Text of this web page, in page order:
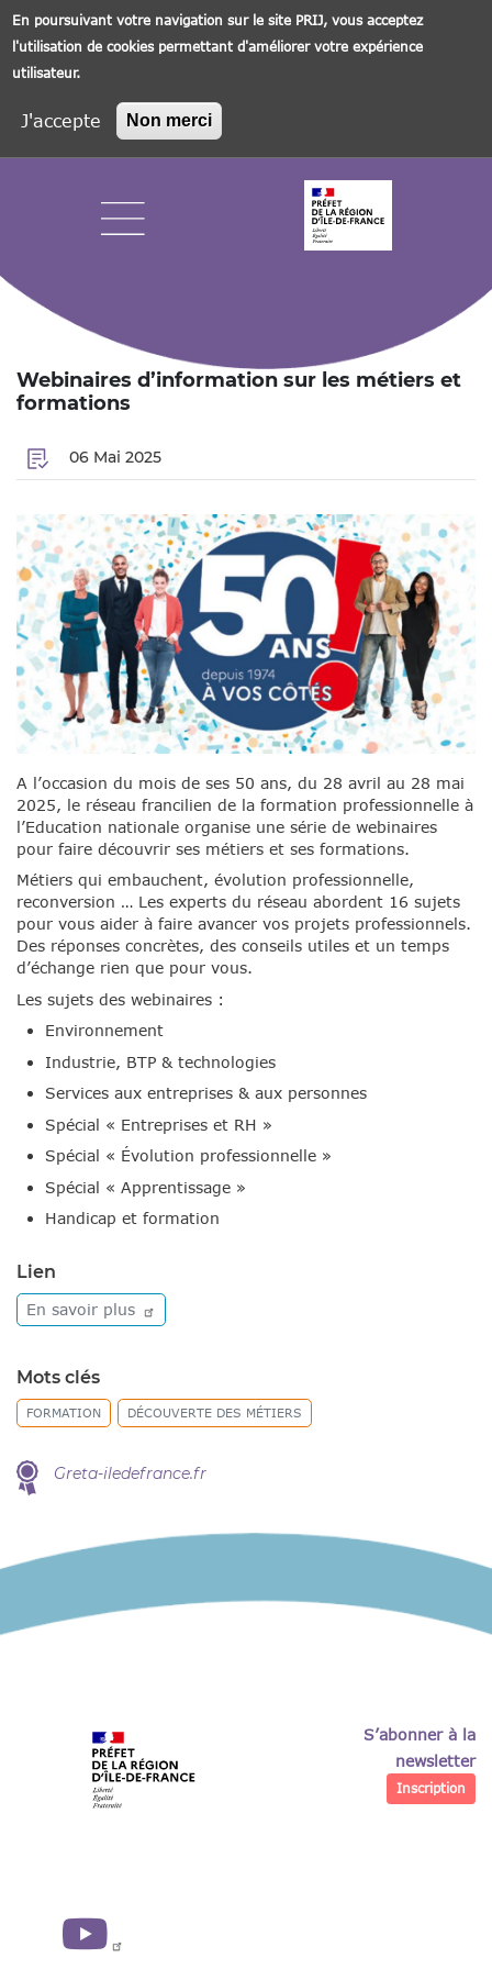
En poursuivant votre navigation sur le site PRIJ, vous acceptez
l'utilisation de cookies permettant d'améliorer votre expérience
utilisateur.
J'accepte Non merci
Webinaires d’information sur les métiers et
formations
06 Mai 2025
A l’occasion du mois de ses 50 ans, du 28 avril au 28 mai
2025, le réseau francilien de la formation professionnelle à
l’Education nationale organise une série de webinaires
pour faire découvrir ses métiers et ses formations.
Métiers qui embauchent, évolution professionnelle,
reconversion … Les experts du réseau abordent 16 sujets
pour vous aider à faire avancer vos projets professionnels.
Des réponses concrètes, des conseils utiles et un temps
d’échange rien que pour vous.
Les sujets des webinaires :
Environnement
Industrie, BTP & technologies
Services aux entreprises & aux personnes
Spécial « Entreprises et RH »
Spécial « Évolution professionnelle »
Spécial « Apprentissage »
Handicap et formation
Lien
En savoir plus
Mots clés
FORMATION DÉCOUVERTE DES MÉTIERS
Greta-iledefrance.fr
S’abonner à la
newsletter
Inscription